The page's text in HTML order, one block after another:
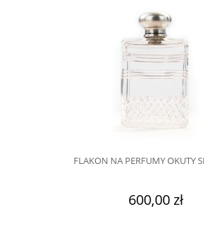
FLAKON NA PERFUMY OKUTY
600,00 zł